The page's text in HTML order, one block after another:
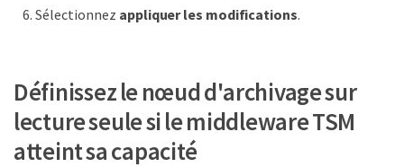
Sélectionnez appliquer les modifications.
Définissez le nœud d'archivage sur
lecture seule si le middleware TSM
atteint sa capacité